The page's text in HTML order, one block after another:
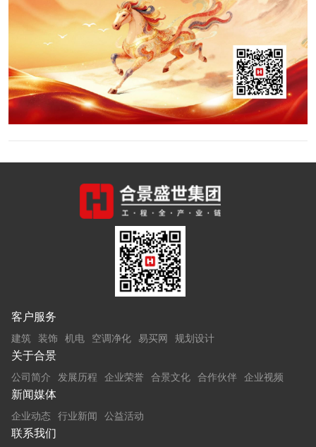
客户服务
建筑 装饰 机电 空调净化 易买网 规划设计
关于合景
公司简介 发展历程 企业荣誉 合景文化 合作伙伴 企业视频
新闻媒体
企业动态 行业新闻 公益活动
联系我们